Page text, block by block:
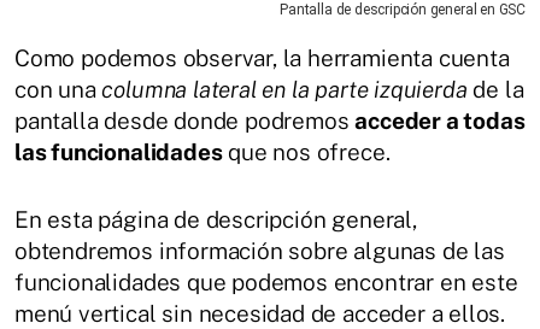
Pantalla de descripción general en GSC
Como podemos observar, la herramienta cuenta
con unacolumna lateral en la parte izquierda de la
pantalla desde donde podremosacceder a todas
las funcionalidadesque nos ofrece.
En esta página de descripción general,
obtendremos información sobre algunas de las
funcionalidades que podemos encontrar en este
menú vertical sin necesidad de acceder a ellos.